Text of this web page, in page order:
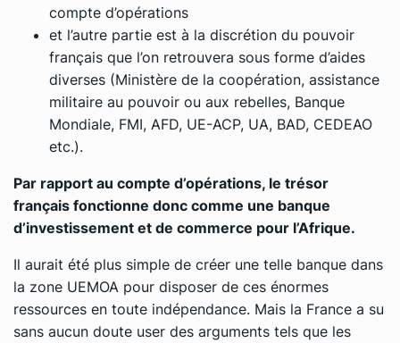
compte d’opérations
et l’autre partie est à la discrétion du pouvoir
français que l’on retrouvera sous forme d’aides
diverses (Ministère de la coopération, assistance
militaire au pouvoir ou aux rebelles, Banque
Mondiale, FMI, AFD, UE-ACP, UA, BAD, CEDEAO
etc.).
Par rapport au compte d’opérations, le trésor
français fonctionne donc comme une banque
d’investissement et de commerce pour l’Afrique.
Il aurait été plus simple de créer une telle banque dans
la zone UEMOA pour disposer de ces énormes
ressources en toute indépendance. Mais la France a su
sans aucun doute user des arguments tels que les